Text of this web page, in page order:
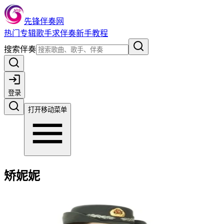
先锋伴奏网
热门 专辑歌手求伴奏新手教程
搜索伴奏
登录
打开移动菜单
矫妮妮